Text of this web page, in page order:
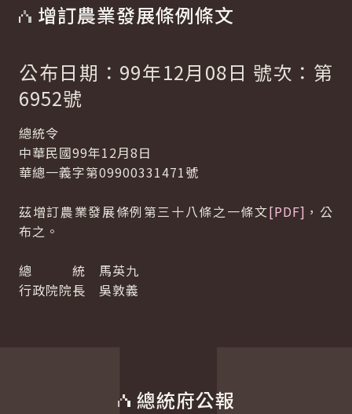
增訂農業發展條例條文
公布日期：99年12月08日 號次：第
6952號
總統令
中華民國99年12月8日
華總一義字第09900331471號
茲增訂農業發展條例第三十八條之一條文[PDF] ，公
布之。
總 統 馬英九
行政院院長 吳敦義
總統府公報